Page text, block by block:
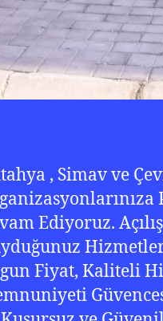
, Simav ve
Ediyoruz.
Fiyat, Kaliteli